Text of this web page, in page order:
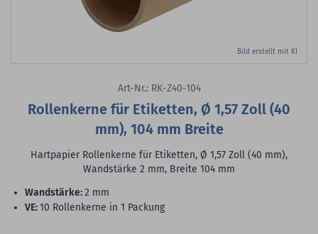
Bild erstellt mit KI
Art-Nr.: RK-Z40-104
Rollenkerne für Etiketten, Ø 1,57 Zoll (40
mm), 104 mm Breite
Hartpapier Rollenkerne für Etiketten, Ø 1,57 Zoll (40 mm),
Wandstärke 2 mm, Breite 104 mm
Wandstärke:2 mm
VE:10 Rollenkerne in 1 Packung